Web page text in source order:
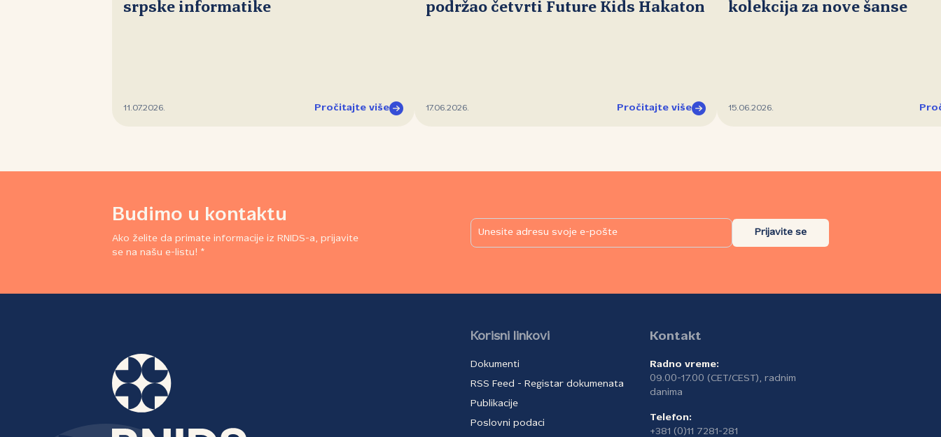
srpske informatike
11.07.2026. Pročitajte više
podržao četvrti Future Kids Hakaton
17.06.2026. Pročitajte više
kolekcija za nove šanse
15.06.2026.
Budimo u kontaktu
Ako želite da primate informacije iz RNIDS-a, prijavite
se na našu e-listu! *
Prijavite se
Korisni linkovi
Dokumenti
RSS Feed - Registar dokumenata
Publikacije
Poslovni podaci
Kontakt
Radno vreme:
09.00-17.00 (CET/CEST), radnim
danima
Telefon:
+381 (0)11 7281-281